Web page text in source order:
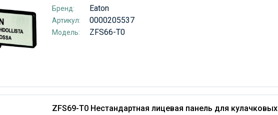
Бренд: Eaton
Артикул: 0000205537
Модель: ZFS66-T0
ZFS69-T0 Нестандартная лицевая панель для кулачковых